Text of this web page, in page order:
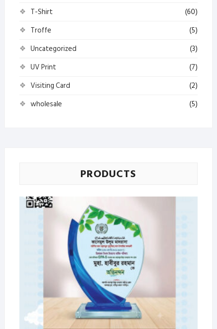
T-Shirt
(60)
Troffe
(5)
Uncategorized
(3)
UV Print
(7)
Visiting Card
(2)
wholesale
(5)
PRODUCTS